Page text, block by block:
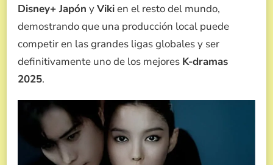
Disney+ Japón yVikien el resto del mundo,
demostrando que una producción local puede
competir en las grandes ligas globales y ser
definitivamente uno de los mejores K-dramas
2025.